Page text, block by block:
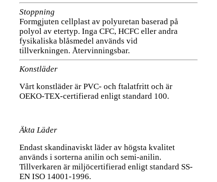
Stoppning
Formgjuten cellplast av polyuretan baserad på
polyol av etertyp. Inga CFC, HCFC eller andra
fysikaliska blåsmedel används vid
tillverkningen. Återvinningsbar.
Konstläder
Vårt konstläder är PVC- och ftalatfritt och är
OEKO-TEX-certifierad enligt standard 100.
Äkta Läder
Endast skandinaviskt läder av högsta kvalitet
används i sorterna anilin och semi-anilin.
Tillverkaren är miljöcertifierad enligt standard SS-
EN ISO 14001-1996.